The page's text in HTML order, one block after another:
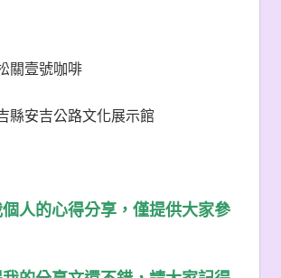
關壹號咖啡
縣安吉公路文化展示館
人的心得分享，僅提供大家參